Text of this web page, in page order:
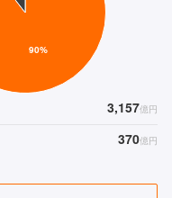
3,157億円
370億円